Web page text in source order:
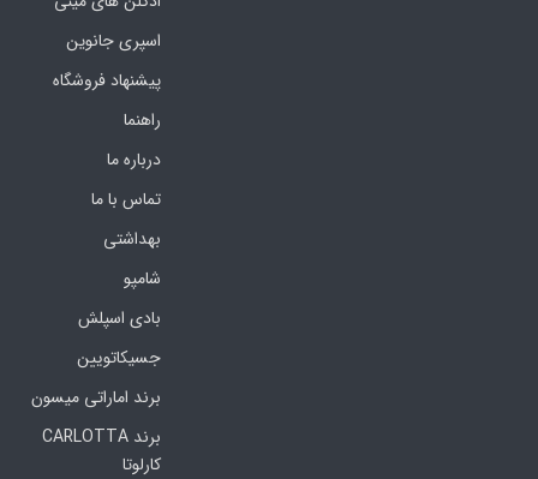
اسپری جانوین
پیشنهاد فروشگاه
راهنما
درباره ما
تماس با ما
بهداشتی
شامپو
بادی اسپلش
جسیکاتویین
برند اماراتی میسون
برند CARLOTTA
کارلوتا